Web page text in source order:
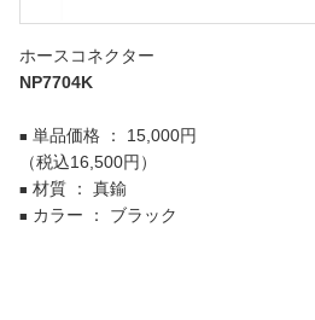
ホースコネクター
NP7704K
■ 単品価格 ： 15,000円
（税込16,500円）
■ 材質 ： 真鍮
■ カラー ： ブラック